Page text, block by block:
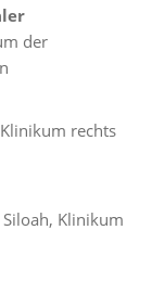
der
rechts
Klinikum